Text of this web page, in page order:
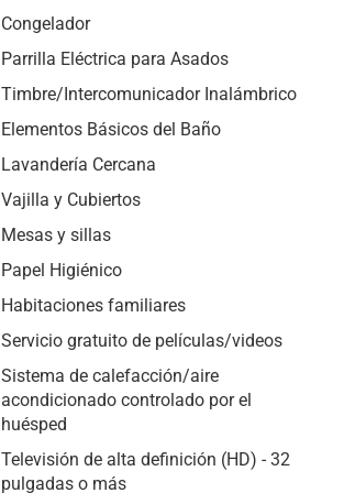
Congelador
Parrilla Eléctrica para Asados
Timbre/Intercomunicador Inalámbrico
Elementos Básicos del Baño
Lavandería Cercana
Vajilla y Cubiertos
Mesas y sillas
Papel Higiénico
Habitaciones familiares
Servicio gratuito de películas/videos
Sistema de calefacción/aire
acondicionado controlado por el
huésped
Televisión de alta definición (HD) - 32
pulgadas o más